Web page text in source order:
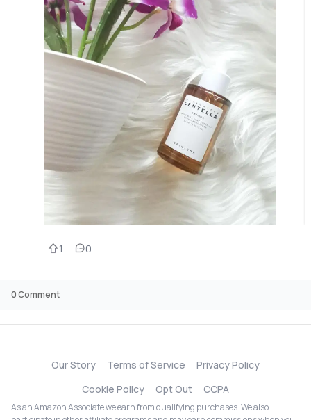
1 0
0Comment
Our Story Terms of Service
Privacy Policy
Cookie Policy
Opt Out CCPA
As an Amazon Associate we earn from qualifying purchases. We also